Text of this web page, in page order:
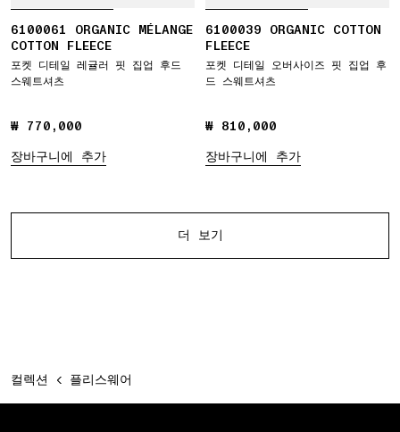
6100061 ORGANIC MÉLANGE
COTTON FLEECE
포켓 디테일 레귤러 핏 집업 후드
스웨트셔츠
₩ 770,000
₩ 770,000
장바구니에 추가
6100039 ORGANIC COTTON
FLEECE
포켓 디테일 오버사이즈 핏 집업 후
드 스웨트셔츠
₩ 810,000
₩ 810,000
장바구니에 추가
더 보기
컬렉션 플리스웨어